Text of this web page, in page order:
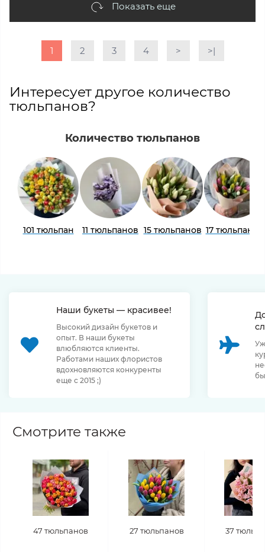
Показать еще
1 2 3 4 > >|
Интересует другое количество
тюльпанов?
Количество тюльпанов
101 тюльпан 11 тюльпанов 15 тюльпанов 17 тюльпанов
Наши букеты — красивее!
Высокий дизайн букетов и
опыт. В наши букеты
влюбляются клиенты.
Работами наших флористов
вдохновляются конкуренты
еще с 2015 ;)
Смотрите также
47 тюльпанов 27 тюльпанов 37